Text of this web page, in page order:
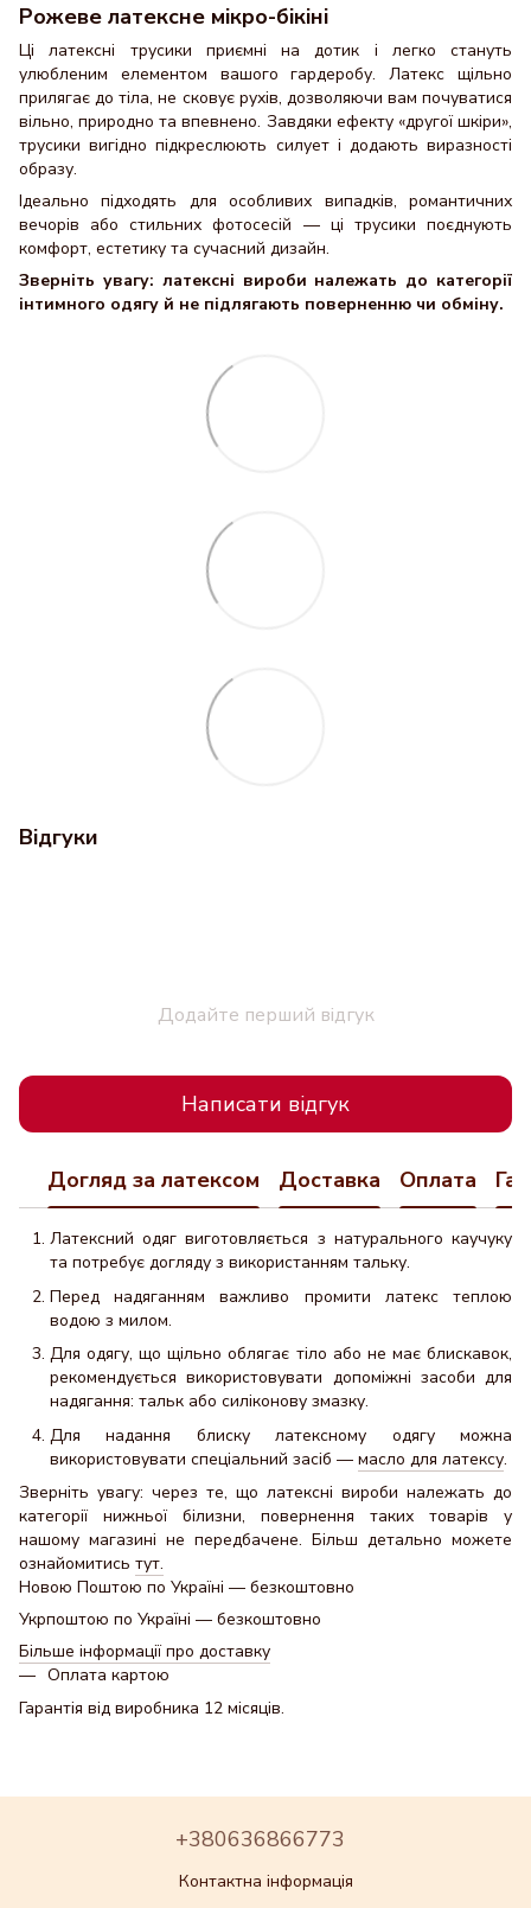
Рожеве латексне мікро-бікіні
Ці латексні трусики приємні на дотик і легко стануть
улюбленим елементом вашого гардеробу. Латекс щільно
прилягає до тіла, не сковує рухів, дозволяючи вам почуватися
вільно, природно та впевнено. Завдяки ефекту «другої шкіри»,
трусики вигідно підкреслюють силует і додають виразності
образу.
Ідеально підходять для особливих випадків, романтичних
вечорів або стильних фотосесій — ці трусики поєднують
комфорт, естетику та сучасний дизайн.
Зверніть увагу: латексні вироби належать до категорії
інтимного одягу й не підлягають поверненню чи обміну.
Відгуки
Додайте перший відгук
Написати відгук
Догляд за латексом Доставка Оплата
Латексний одяг виготовляється з натурального каучуку
та потребує догляду з використанням тальку.
Перед надяганням важливо промити латекс теплою
водою з милом.
Для одягу, що щільно облягає тіло або не має блискавок,
рекомендується використовувати допоміжні засоби для
надягання: тальк або силіконову змазку.
Для надання блиску латексному одягу можна
використовувати спеціальний засіб — масло для латексу.
Зверніть увагу: через те, що латексні вироби належать до
категорії нижньої білизни, повернення таких товарів у
нашому магазині не передбачене. Більш детально можете
ознайомитись тут.
Новою Поштою по Україні — безкоштовно
Укрпоштою по Україні — безкоштовно
Більше інформації про доставку
Оплата картою
Гарантія від виробника 12 місяців.
+380636866773
Контактна інформація